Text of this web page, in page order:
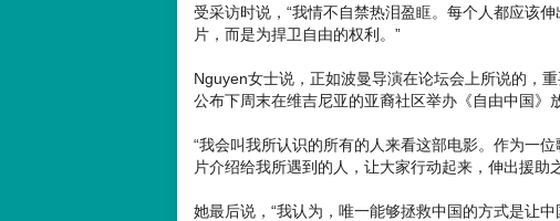
受采访时说，“我情不自禁热泪盈眶。每个人都应该
片，而是为捍卫自由的权利。”
Nguyen女士说，正如波曼导演在论坛会上所说的，
公布下周末在维吉尼亚的亚裔社区举办《自由中国》
“我会叫我所认识的所有的人来看这部电影。作为一
片介绍给我所遇到的人，让大家行动起来，伸出援助
她最后说，“我认为，唯一能够拯救中国的方式是让